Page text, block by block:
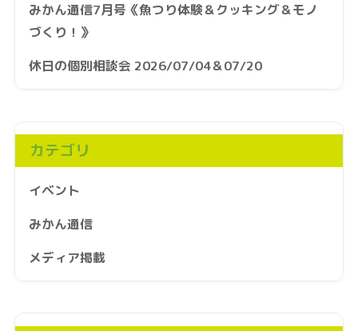
みかん通信7月号《魚つり体験＆クッキング＆モノ
づくり！》
休日の個別相談会 2026/07/04＆07/20
カテゴリ
イベント
みかん通信
メディア掲載